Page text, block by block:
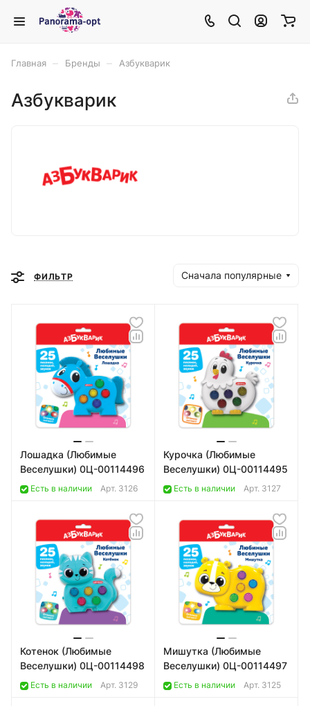
Главная Бренды Азбукварик
Азбукварик
ФИЛЬТР Сначала популярные
Лошадка (Любимые
Веселушки) 0Ц-00114496
Есть в наличии Арт. 3126
Курочка (Любимые
Веселушки) 0Ц-00114495
Есть в наличии Арт. 3127
Котенок (Любимые
Веселушки) 0Ц-00114498
Есть в наличии Арт. 3129
Мишутка (Любимые
Веселушки) 0Ц-00114497
Есть в наличии Арт. 3125